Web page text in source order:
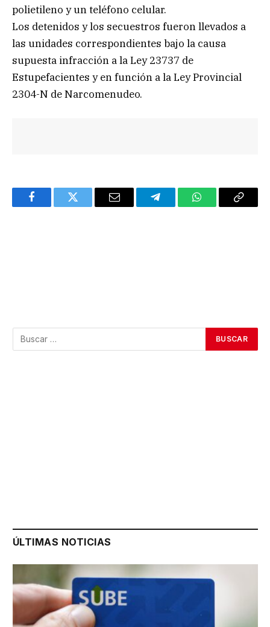
polietileno y un teléfono celular.
Los detenidos y los secuestros fueron llevados a
las unidades correspondientes bajo la causa
supuesta infracción a la Ley 23737 de
Estupefacientes y en función a la Ley Provincial
2304-N de Narcomenudeo.
FacebookTwitter Email TelegramWhatsAppCopy
ÚLTIMAS NOTICIAS